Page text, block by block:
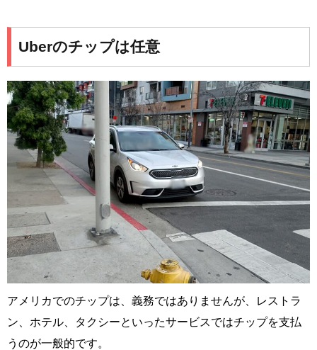
Uberのチップは任意
アメリカでのチップは、義務ではありませんが、レストラ
ン、ホテル、タクシーといったサービスではチップを支払
うのが一般的です。